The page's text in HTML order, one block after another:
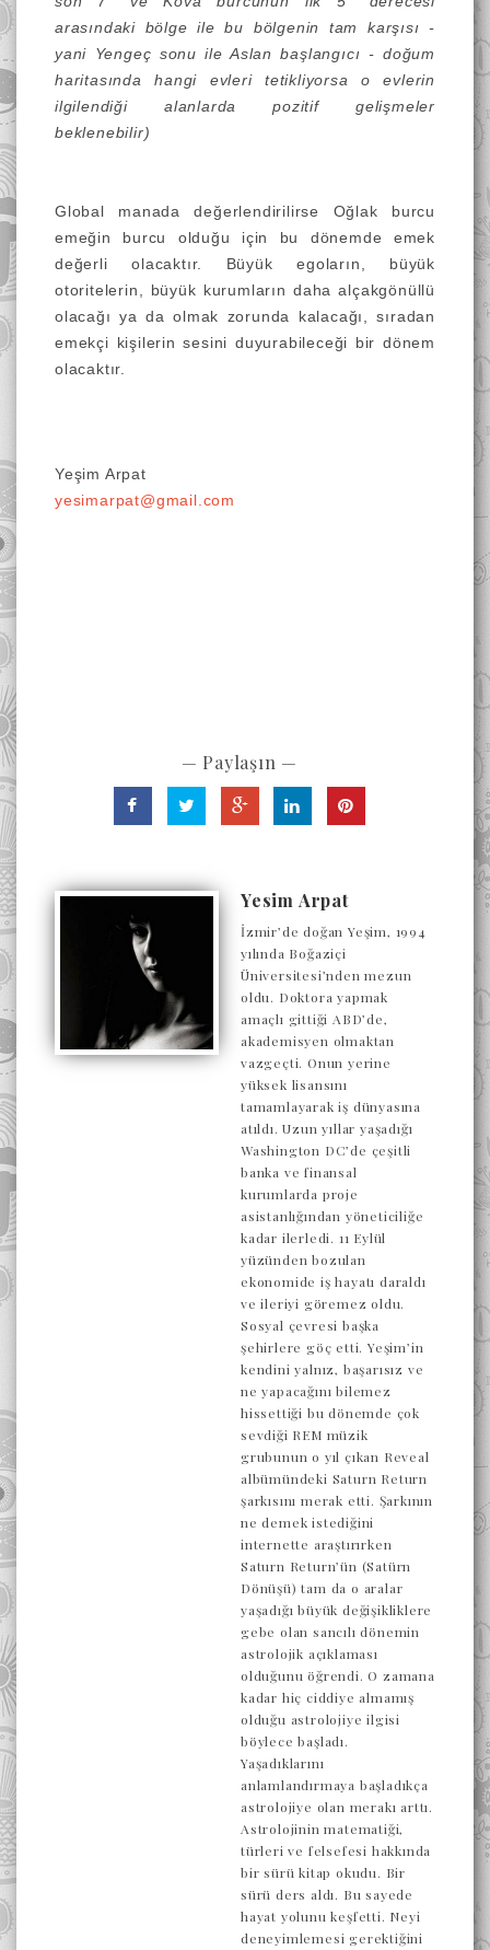
arasındaki bölge ile bu bölgenin tam karşısı -
yani Yengeç sonu ile Aslan başlangıcı - doğum
haritasında hangi evleri tetikliyorsa o evlerin
ilgilendiği alanlarda pozitif gelişmeler
beklenebilir)
Global manada değerlendirilirse Oğlak burcu
emeğin burcu olduğu için bu dönemde emek
değerli olacaktır. Büyük egoların, büyük
otoritelerin, büyük kurumların daha alçakgönüllü
olacağı ya da olmak zorunda kalacağı, sıradan
emekçi kişilerin sesini duyurabileceği bir dönem
olacaktır.
Yeşim Arpat
yesimarpat@gmail.com
— Paylaşın —
Yesim Arpat
İzmir’de doğan Yeşim, 1994
yılında Boğaziçi
Üniversitesi’nden mezun
oldu. Doktora yapmak
amaçlı gittiği ABD’de,
akademisyen olmaktan
vazgeçti. Onun yerine
yüksek lisansını
tamamlayarak iş dünyasına
atıldı. Uzun yıllar yaşadığı
Washington DC’de çeşitli
banka ve finansal
kurumlarda proje
asistanlığından yöneticiliğe
kadar ilerledi. 11 Eylül
yüzünden bozulan
ekonomide iş hayatı daraldı
ve ileriyi göremez oldu.
Sosyal çevresi başka
şehirlere göç etti. Yeşim’in
kendini yalnız, başarısız ve
ne yapacağını bilemez
hissettiği bu dönemde çok
sevdiği REM müzik
grubunun o yıl çıkan Reveal
albümündeki Saturn Return
şarkısını merak etti. Şarkının
ne demek istediğini
internette araştırırken
Saturn Return’ün (Satürn
Dönüşü) tam da o aralar
yaşadığı büyük değişikliklere
gebe olan sancılı dönemin
astrolojik açıklaması
olduğunu öğrendi. O zamana
kadar hiç ciddiye almamış
olduğu astrolojiye ilgisi
böylece başladı.
Yaşadıklarını
anlamlandırmaya başladıkça
astrolojiye olan merakı arttı.
Astrolojinin matematiği,
türleri ve felsefesi hakkında
bir sürü kitap okudu. Bir
sürü ders aldı. Bu sayede
hayat yolunu keşfetti. Neyi
deneyimlemesi gerektiğini